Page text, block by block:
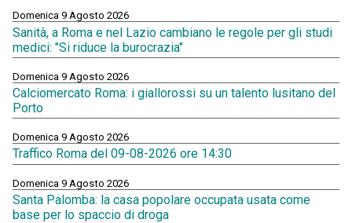
Domenica 9 Agosto 2026
Sanità, a Roma e nel Lazio cambiano le regole per gli studi
medici: "Si riduce la burocrazia"
Domenica 9 Agosto 2026
Calciomercato Roma: i giallorossi su un talento lusitano del
Porto
Domenica 9 Agosto 2026
Traffico Roma del 09-08-2026 ore 14:30
Domenica 9 Agosto 2026
Santa Palomba: la casa popolare occupata usata come
base per lo spaccio di droga